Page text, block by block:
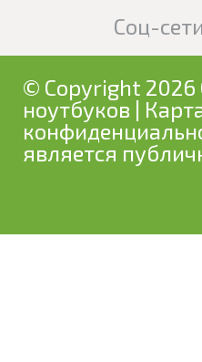
Соц-
© Copyright
ноутбуков |
является